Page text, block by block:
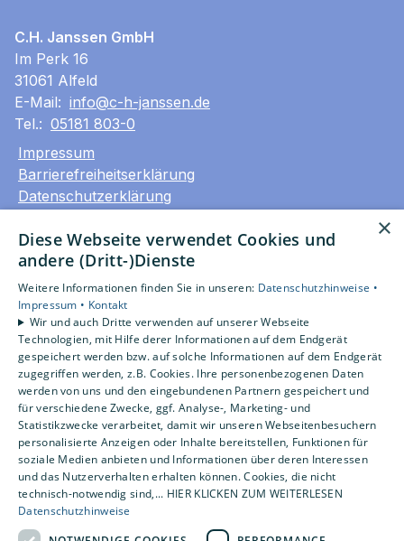
C.H. Janssen GmbH
Im Perk 16
31061 Alfeld
E-Mail: info@c-h-janssen.de
Tel.: 05181 803-0
Impressum
Barrierefreiheitserklärung
Datenschutzerklärung
Unsere Bereiche
Privatkunden
Gewerbekunden
Karriere
Unternehmen
Kontakt
Um externe HTML-Inhalte anzuzeigen, benötigen
wir Ihre Einwilligung.
Weitere Informationen finden Sie in unserer
Datenschutzerklärung.
×
Diese Webseite verwendet Cookies und
andere (Dritt-)Dienste
Weitere Informationen finden Sie in unseren: Datenschutzhinweise •
Impressum • Kontakt
Wir und auch Dritte verwenden auf unserer Webseite
Technologien, mit Hilfe derer Informationen auf dem Endgerät
gespeichert werden bzw. auf solche Informationen auf dem Endgerät
zugegriffen werden, z.B. Cookies. Ihre personenbezogenen Daten
werden von uns und den eingebundenen Partnern gespeichert und
für verschiedene Zwecke, ggf. Analyse-, Marketing- und
Statistikzwecke verarbeitet, damit wir unseren Webseitenbesuchern
personalisierte Anzeigen oder Inhalte bereitstellen, Funktionen für
soziale Medien anbieten und Informationen über deren Interessen
und das Nutzerverhalten erhalten können. Cookies, die nicht
technisch-notwendig sind,... HIER KLICKEN ZUM WEITERLESEN
Datenschutzhinweise